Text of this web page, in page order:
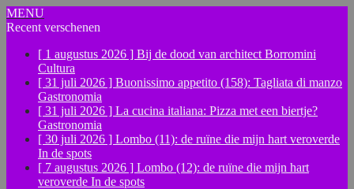
MENU
Recent verschenen
[ 1 augustus 2026 ] Bij de dood van architect Borromini
Cultura
[ 31 juli 2026 ] Buonissimo appetito (158): Tagliata di manzo
Gastronomia
[ 31 juli 2026 ] La cucina italiana: Pizza met een biertje?
Gastronomia
[ 30 juli 2026 ] Lombo (11): de ruïne die mijn hart veroverde
In de spots
[ 7 augustus 2026 ] Lombo (12): de ruïne die mijn hart
veroverde In de spots